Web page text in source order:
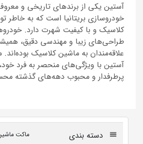
آستین یکی از برندهای تاریخی و
خودروسازی بریتانیا است که به خاطر
کلاسیک و با کیفیت شهرت دارد.
طراحی‌های زیبا و مهندسی دقیق،
علاقه‌مندان به ماشین کلاسیک
آستین با ویژگی‌های منحصر به فرد
پرطرفدار و محبوب دهه‌های گذشته
دسته بندی ماکت